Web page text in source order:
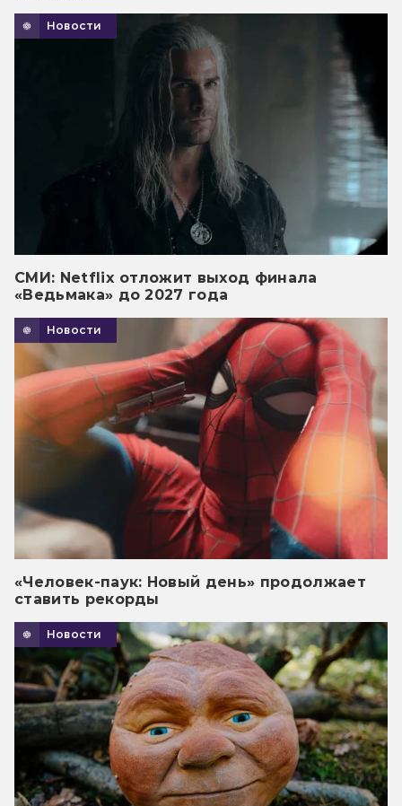
Новости
СМИ: Netflix отложит выход финала
«Ведьмака» до 2027 года
Новости
«Человек-паук: Новый день» продолжает
ставить рекорды
Новости